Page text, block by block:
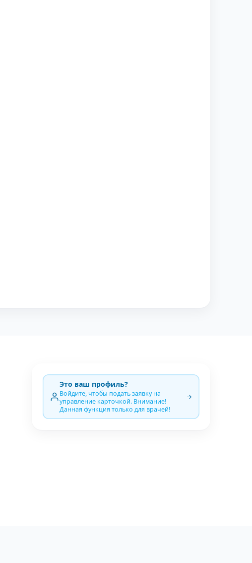
Это ваш профиль?
Войдите, чтобы подать заявку на
управление карточкой. Внимание!
Данная функция только для врачей!